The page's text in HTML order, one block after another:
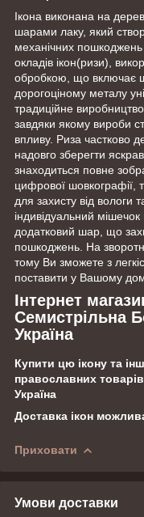
Ікона виконана на
шарами лаку, який
механічних
окладів ікон(ризи),
обробкою, що включає
дорогоціному металу
традиційне
завдяки якому вироби
впливу. Риза частково
надовго зберегти
знаходиться повне
цифрової шовкографії,
для захисту від вологи
індивідуальний
додатковий шар, що
пошкоджень. На
тому Ви зможете з
поставити у Вашому
Інтернет
Семистрільна
Україна
Купити цю ікону та
православних
Україна
Доставка ікон
Приховати
Умови доставки